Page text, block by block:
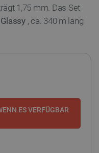
1,75 mm. Das Set
, ca. 340 m lang
ES VERFÜGBAR